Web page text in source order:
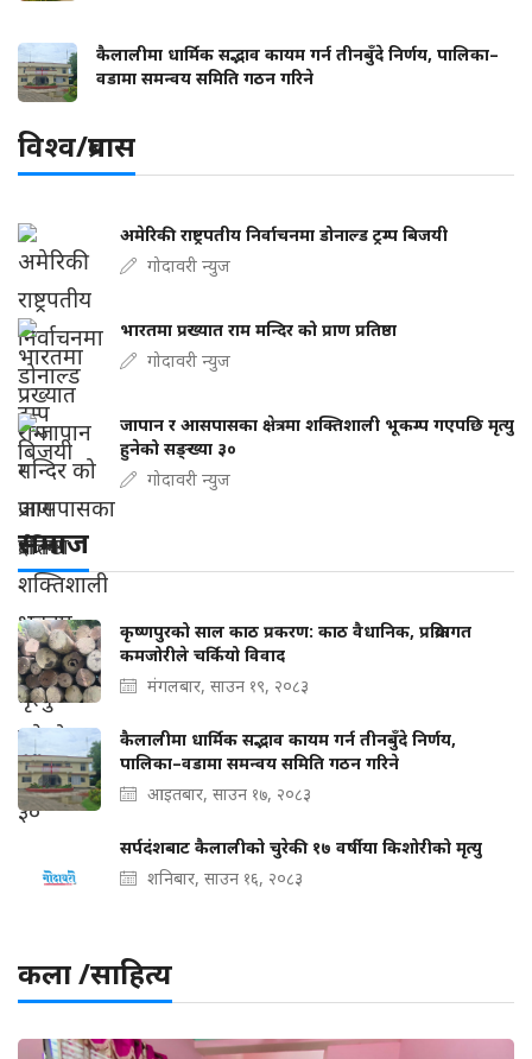
कैलालीमा धार्मिक सद्भाव कायम गर्न तीनबुँदे निर्णय, पालिका–
वडामा समन्वय समिति गठन गरिने
विश्व/प्रबास
अमेरिकी राष्ट्रपतीय निर्वाचनमा डोनाल्ड ट्रम्प बिजयी
गोदावरी न्युज
भारतमा प्रख्यात राम मन्दिर को प्राण प्रतिष्ठा
गोदावरी न्युज
जापान र आसपासका क्षेत्रमा शक्तिशाली भूकम्प गएपछि मृत्यु
हुनेको सङ्ख्या ३०
गोदावरी न्युज
समाज
कृष्णपुरको साल काठ प्रकरण: काठ वैधानिक, प्रक्रियागत
कमजोरीले चर्कियो विवाद
मंगलबार, साउन १९, २०८३
कैलालीमा धार्मिक सद्भाव कायम गर्न तीनबुँदे निर्णय,
पालिका–वडामा समन्वय समिति गठन गरिने
आइतबार, साउन १७, २०८३
सर्पदंशबाट कैलालीको चुरेकी १७ वर्षीया किशोरीको मृत्यु
शनिबार, साउन १६, २०८३
कला /साहित्य